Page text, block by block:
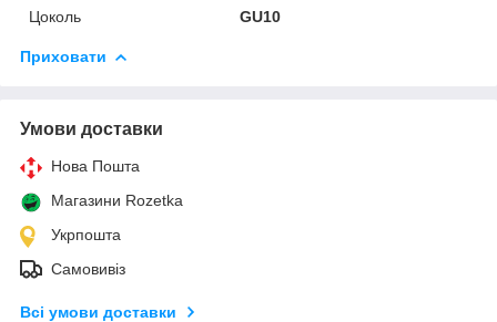
Цоколь
GU10
Приховати
Умови доставки
Нова Пошта
Магазини Rozetka
Укрпошта
Самовивіз
Всі умови доставки